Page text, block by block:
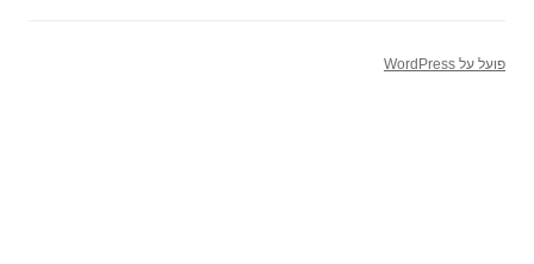
פועל על WordPress